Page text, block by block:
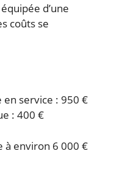
d’une
coûts se
service : 950 €
: 400 €
à environ 6 000 €